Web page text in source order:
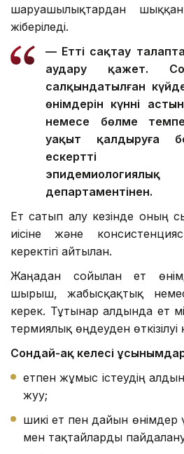
шаруашылықтардан
жіберіледі.
— Етті сақтау
аудару қажет.
салқындатылған
өнімдерін күннің
немесе бөлме
уақыт қалдыруға
ескертті
департаментінен.
Ет сатып алу кезінде оның
иісіне және
керектігі айтылған.
Жаңадан сойылған ет
шырыш, жабысқақтық
керек. Тұтынар алдында ет
термиялық өңдеуден өткізілуі
Сондай-ақ келесі
етпен жұмыс істеудің
жуу;
шикі ет пен дайын өнімдер
мен тақтайларды